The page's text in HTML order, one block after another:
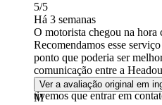
5/5
Há 3 semanas
O motorista chegou na
Recomendamos esse
ponto que poderia ser
comunicação entre a
informações fornecidas por
tivemos que entrar em
Ver a avaliação original em
M